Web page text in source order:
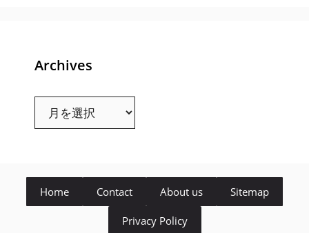
Archives
Archives
Home Contact About us Sitemap
Privacy Policy